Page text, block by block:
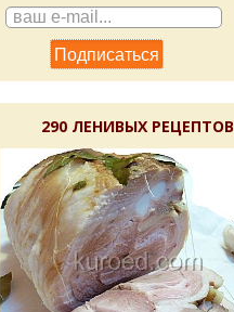
290 ЛЕНИВЫХ РЕЦЕПТОВ